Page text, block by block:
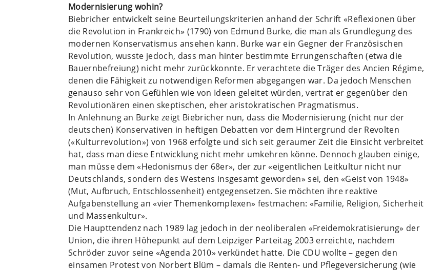
Modernisierung wohin?
Biebricher entwickelt seine Beurteilungskriterien anhand der Schrift «Reflexionen über
die Revolution in Frankreich» (1790) von Edmund Burke, die man als Grundlegung des
modernen Konservatismus ansehen kann. Burke war ein Gegner der Französischen
Revolution, wusste jedoch, dass man hinter bestimmte Errungenschaften (etwa die
Bauernbefreiung) nicht mehr zurückkonnte. Er verachtete die Träger des Ancien Régime,
denen die Fähigkeit zu notwendigen Reformen abgegangen war. Da jedoch Menschen
genauso sehr von Gefühlen wie von Ideen geleitet würden, vertrat er gegenüber den
Revolutionären einen skeptischen, eher aristokratischen Pragmatismus.
In Anlehnung an Burke zeigt Biebricher nun, dass die Modernisierung (nicht nur der
deutschen) Konservativen in heftigen Debatten vor dem Hintergrund der Revolten
(«Kulturrevolution») von 1968 erfolgte und sich seit geraumer Zeit die Einsicht verbreitet
hat, dass man diese Entwicklung nicht mehr umkehren könne. Dennoch glauben einige,
man müsse dem «Hedonismus der 68er», der zur «eigentlichen Leitkultur nicht nur
Deutschlands, sondern des Westens insgesamt geworden» sei, den «Geist von 1948»
(Mut, Aufbruch, Entschlossenheit) entgegensetzen. Sie möchten ihre reaktive
Aufgabenstellung an «vier Themenkomplexen» festmachen: «Familie, Religion, Sicherheit
und Massenkultur».
Die Haupttendenz nach 1989 lag jedoch in der neoliberalen «Freidemokratisierung» der
Union, die ihren Höhepunkt auf dem Leipziger Parteitag 2003 erreichte, nachdem
Schröder zuvor seine «Agenda 2010» verkündet hatte. Die CDU wollte – gegen den
einsamen Protest von Norbert Blüm – damals die Renten- und Pflegeversicherung (wie